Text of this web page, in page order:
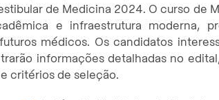
de Medicina 2024. O curso de
e infraestrutura moderna,
médicos. Os candidatos
informações detalhadas no
critérios de seleção.